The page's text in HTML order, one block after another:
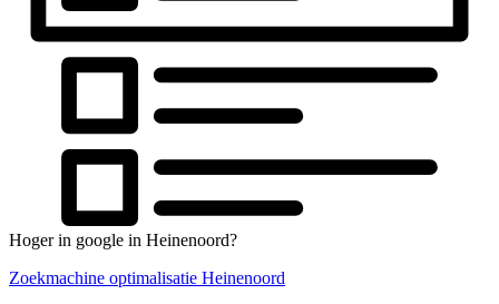
Hoger in google in Heinenoord?
Zoekmachine optimalisatie Heinenoord